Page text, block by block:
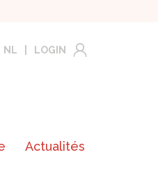
NL LOGIN
Actualités